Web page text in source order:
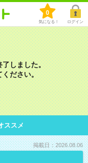
0
気になる！ ログイン
しました。
ださい。
ススメ
掲載日：2026.08.06